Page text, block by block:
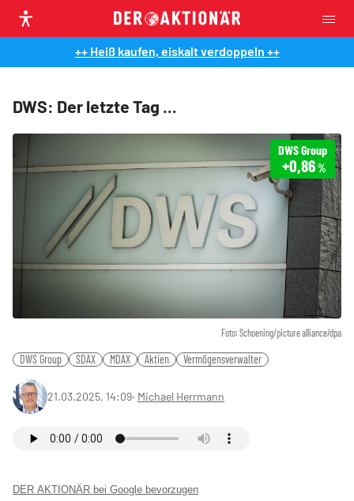
++ Heiß kaufen, eiskalt verdoppeln ++
DWS: Der letzte Tag ...
Foto: Schoening/picture alliance/dpa
DWS Group
+0,86%
DWS Group SDAX MDAX Aktien Vermögensverwalter
21.03.2025, 14:09‧ Michael Herrmann
DER AKTIONÄR bei Google bevorzugen